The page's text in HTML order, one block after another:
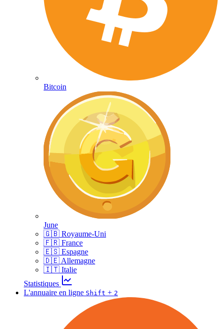
Bitcoin
June
🇬🇧 Royaume-Uni
🇫🇷 France
🇪🇸 Espagne
🇩🇪 Allemagne
🇮🇹 Italie
Statistiques
L'annuaire en ligne Shift + 2